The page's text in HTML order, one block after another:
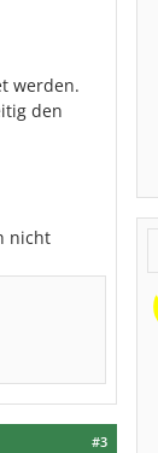
werden.
den
nicht
#3